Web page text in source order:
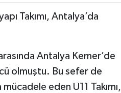
Takımı, Antalya’da
Antalya Kemer’de
olmuştu. Bu sefer de
eden U11 Takımı,